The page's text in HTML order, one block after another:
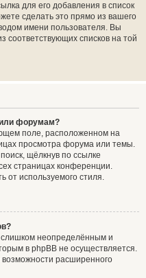
для его добавления в список
сделать это прямо из вашего
имени пользователя. Вы
соответствующих списков на той
форумам?
поле, расположенном на
просмотра форума или темы.
щёлкнув по ссылке
страницах конференции.
от используемого стиля.
неопределённым и
в phpBB не осуществляется.
возможности расширенного